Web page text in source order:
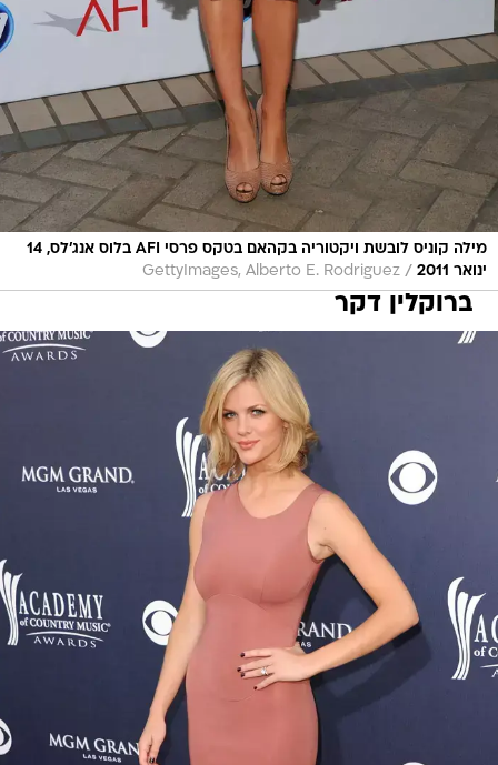
מילה קוניס לובשת ויקטוריה בקהאם בטקס פרסי AFI בלוס אנג'לס, 14
ינואר 2011
/
GettyImages, Alberto E. Rodriguez
ברוקלין דקר